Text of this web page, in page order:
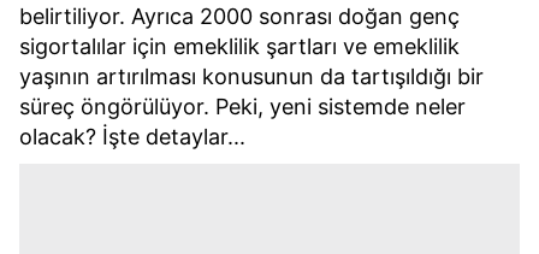
belirtiliyor. Ayrıca 2000 sonrası doğan genç
sigortalılar için emeklilik şartları ve emeklilik
yaşının artırılması konusunun da tartışıldığı bir
süreç öngörülüyor. Peki, yeni sistemde neler
olacak? İşte detaylar...